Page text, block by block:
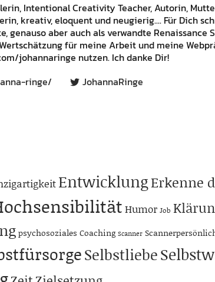
Intentional Creativity Teacher, Autorin,
kreativ, eloquent und neugierig.... Für Dich
genauso aber auch als verwandte Renaissance
für meine Arbeit und meine
johannaringe nutzen. Ich danke Dir!
ringe/
JohannaRinge
EntwicklungErkenne
Humor Job
psychosoziales Coaching Scanner
Selbstliebe